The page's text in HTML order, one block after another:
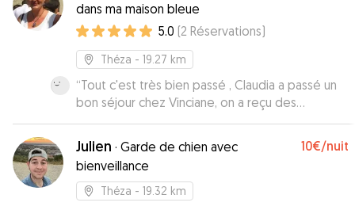
dans ma maison bleue
5.0 (2 Réservations)
Théza - 19.27 km
“Tout c'est très bien passé , Claudia a passé un
bon séjour chez Vinciane, on a reçu des
nouvelles de notre Claudia avec des photos ,
Claudia était tellement bien qu'à son retour a la
maison elle a fait la tête pendant 2 jours !! Nous
Julien · Garde de chien avec
bienveillance
10€/nuit
Théza - 19.32 km